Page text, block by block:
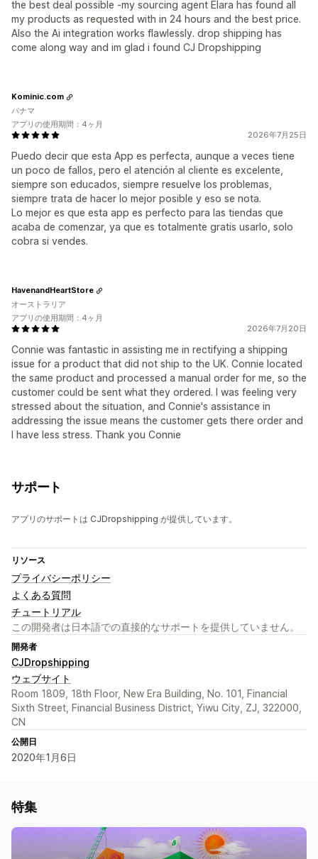
the best deal possible -my sourcing agent Elara has found all
my products as requested with in 24 hours and the best price.
Also the Ai integration works flawlessly. drop shipping has
come along way and im glad i found CJ Dropshipping
2026年7月25日
Puedo decir que esta App es perfecta, aunque a veces tiene
un poco de fallos, pero el atención al cliente es excelente,
siempre son educados, siempre resuelve los problemas,
siempre trata de hacer lo mejor posible y eso se nota.
Lo mejor es que esta app es perfecto para las tiendas que
acaba de comenzar, ya que es totalmente gratis usarlo, solo
cobra si vendes.
Kominic.com
パナマ
アプリの使用期間：4ヶ月
2026年7月20日
Connie was fantastic in assisting me in rectifying a shipping
issue for a product that did not ship to the UK. Connie located
the same product and processed a manual order for me, so the
customer could be sent what they ordered. I was feeling very
stressed about the situation, and Connie's assistance in
addressing the issue means the customer gets there order and
I have less stress. Thank you Connie
HavenandHeartStore
オーストラリア
アプリの使用期間：4ヶ月
サポート
アプリのサポートは CJDropshipping が提供しています。
リソース
プライバシーポリシー
よくある質問
チュートリアル
この開発者は日本語での直接的なサポートを提供していません。
開発者
CJDropshipping
ウェブサイト
Room 1809, 18th Floor, New Era Building, No. 101, Financial
Sixth Street, Financial Business District, Yiwu City, ZJ, 322000,
CN
公開日
2020年1月6日
特集